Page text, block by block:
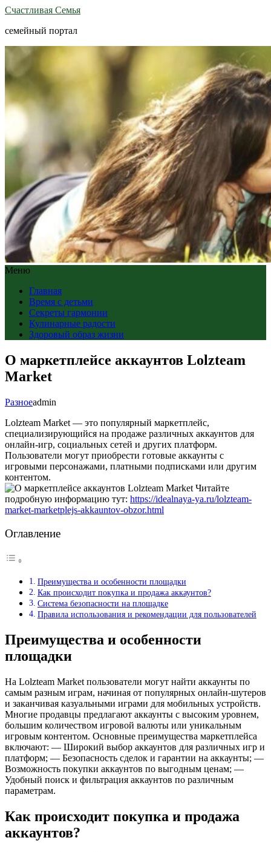
Счастливая Семья
семейный портал
Меню
Главная
Время с детьми
Секреты гармонии
Кулинарные радости
Здоровый образ жизни
О маркетплейсе аккаунтов Lolzteam
Market
Разноеadmin
Lolzteam Market — это популярный маркетплейс,
специализирующийся на продаже различных аккаунтов для
онлайн-игр, социальных сетей и других платформ.
Пользователи могут приобрести готовые аккаунты с
игровыми персонажами, платными подписками или другим
контентом.
Читайте
подробную информацию тут: https://idealnaya-ya.ru/lolzteam-
market-marketplejs-akkauntov-obzor.html
Оглавление
Преимущества и особенности площадки
Как происходит покупка и продажа аккаунтов?
Система безопасности на площадке
Правила использования и рекомендации для пользователей
Преимущества и особенности
площадки
На Lolzteam Market пользователи могут найти аккаунты по
самым разным играм, начиная от популярных онлайн-шутеров
и заканчивая казуальными играми для мобильных устройств.
Многие продавцы предлагают аккаунты с высоким уровнем,
большим количеством игровой валюты или уникальным
игровым контентом. Основные преимущества маркетплейса
включают: — Широкий выбор аккаунтов для различных игр и
платформ; — Безопасность сделок и гарантии на аккаунты; —
Возможность покупки аккаунтов по выгодным ценам; —
Удобный поиск и фильтрация аккаунтов по различным
параметрам.
Как происходит покупка и продажа
аккаунтов?